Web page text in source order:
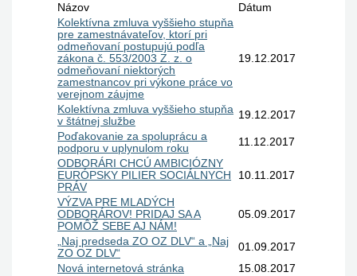
Názov
Dátum
Kolektívna zmluva vyššieho stupňa
pre zamestnávateľov, ktorí pri
odmeňovaní postupujú podľa
zákona č. 553/2003 Z. z. o
odmeňovaní niektorých
zamestnancov pri výkone práce vo
verejnom záujme
19.12.2017
Kolektívna zmluva vyššieho stupňa
v štátnej službe
19.12.2017
Poďakovanie za spoluprácu a
podporu v uplynulom roku
11.12.2017
ODBORÁRI CHCÚ AMBICIÓZNY
EURÓPSKY PILIER SOCIÁLNYCH
PRÁV
10.11.2017
VÝZVA PRE MLADÝCH
ODBORÁROV! PRIDAJ SA A
POMÔŽ SEBE AJ NÁM!
05.09.2017
„Naj predseda ZO OZ DLV“ a „Naj
ZO OZ DLV“
01.09.2017
Nová internetová stránka
15.08.2017